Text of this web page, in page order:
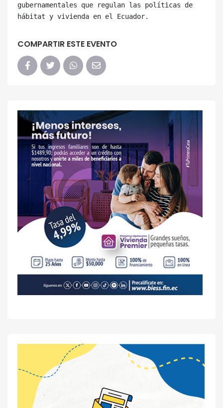
gubernamentales que regulan las políticas de
COMPARTIR ESTE EVENTO